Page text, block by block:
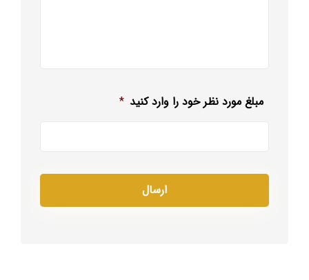
مبلغ مورد نظر خود را وارد کنید *